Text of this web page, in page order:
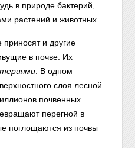
в природе бактерий,
растений и животных.
и другие
в почве. Их
В одном
слоя лесной
почвенных
перегной в
поглощаются из почвы